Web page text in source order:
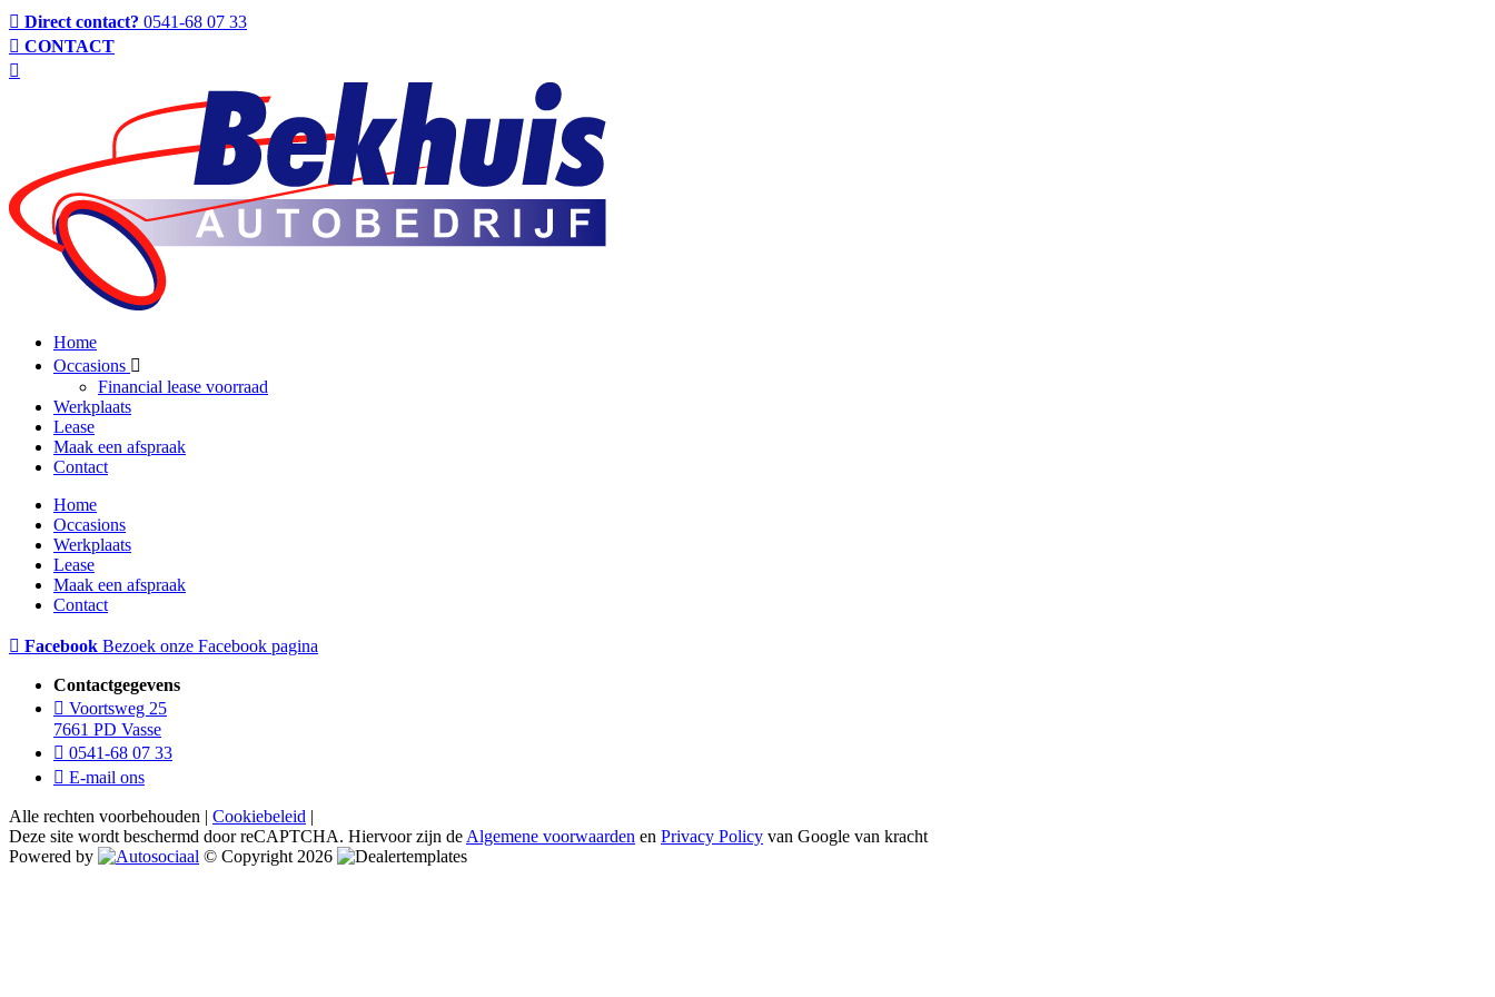
Direct contact? 0541-68 07 33
CONTACT
Home
Occasions
Financial lease voorraad
Werkplaats
Lease
Maak een afspraak
Contact
Home
Occasions
Werkplaats
Lease
Maak een afspraak
Contact
Facebook Bezoek onze Facebook pagina
Contactgegevens
Voortsweg 25
7661 PD Vasse
0541-68 07 33
E-mail ons
Alle rechten voorbehouden | Cookiebeleid |
Deze site wordt beschermd door reCAPTCHA. Hiervoor zijn de Algemene voorwaarden en Privacy Policy van Google van kracht
Powered by
© Copyright 2026